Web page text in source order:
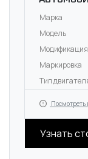
Марка
Модель
Модификация
Маркировка
Тип
Узнать